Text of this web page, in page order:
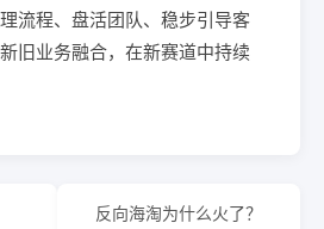
流程、盘活团队、稳步引导客
旧业务融合，在新赛道中持续
反向海淘为什么火了？